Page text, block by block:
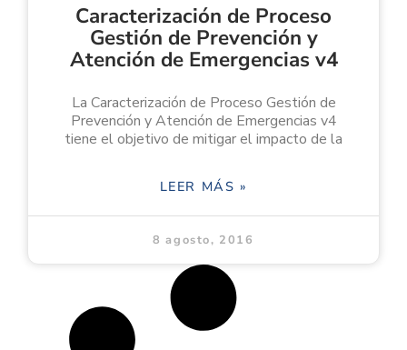
Caracterización de Proceso
Gestión de Prevención y
Atención de Emergencias v4
La Caracterización de Proceso Gestión de
Prevención y Atención de Emergencias v4
tiene el objetivo de mitigar el impacto de la
LEER MÁS »
8 agosto, 2016